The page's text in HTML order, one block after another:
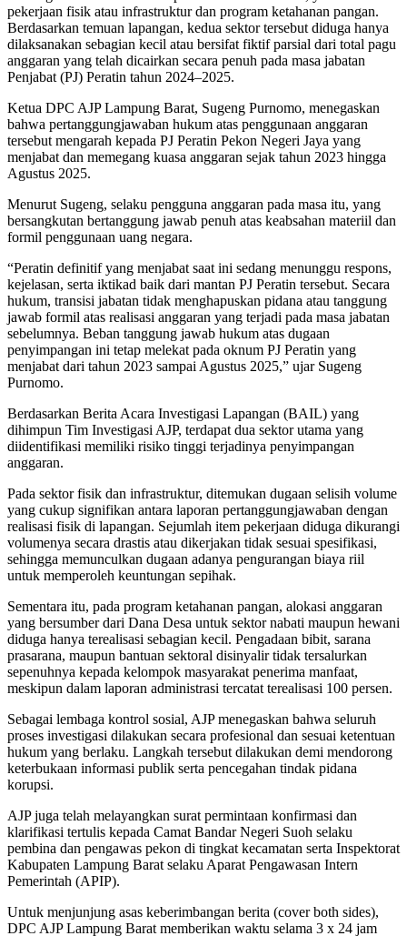
pekerjaan fisik atau infrastruktur dan program ketahanan pangan.
Berdasarkan temuan lapangan, kedua sektor tersebut diduga hanya
dilaksanakan sebagian kecil atau bersifat fiktif parsial dari total pagu
anggaran yang telah dicairkan secara penuh pada masa jabatan
Penjabat (PJ) Peratin tahun 2024–2025.
Ketua DPC AJP Lampung Barat, Sugeng Purnomo, menegaskan
bahwa pertanggungjawaban hukum atas penggunaan anggaran
tersebut mengarah kepada PJ Peratin Pekon Negeri Jaya yang
menjabat dan memegang kuasa anggaran sejak tahun 2023 hingga
Agustus 2025.
Menurut Sugeng, selaku pengguna anggaran pada masa itu, yang
bersangkutan bertanggung jawab penuh atas keabsahan materiil dan
formil penggunaan uang negara.
“Peratin definitif yang menjabat saat ini sedang menunggu respons,
kejelasan, serta iktikad baik dari mantan PJ Peratin tersebut. Secara
hukum, transisi jabatan tidak menghapuskan pidana atau tanggung
jawab formil atas realisasi anggaran yang terjadi pada masa jabatan
sebelumnya. Beban tanggung jawab hukum atas dugaan
penyimpangan ini tetap melekat pada oknum PJ Peratin yang
menjabat dari tahun 2023 sampai Agustus 2025,” ujar Sugeng
Purnomo.
Berdasarkan Berita Acara Investigasi Lapangan (BAIL) yang
dihimpun Tim Investigasi AJP, terdapat dua sektor utama yang
diidentifikasi memiliki risiko tinggi terjadinya penyimpangan
anggaran.
Pada sektor fisik dan infrastruktur, ditemukan dugaan selisih volume
yang cukup signifikan antara laporan pertanggungjawaban dengan
realisasi fisik di lapangan. Sejumlah item pekerjaan diduga dikurangi
volumenya secara drastis atau dikerjakan tidak sesuai spesifikasi,
sehingga memunculkan dugaan adanya pengurangan biaya riil
untuk memperoleh keuntungan sepihak.
Sementara itu, pada program ketahanan pangan, alokasi anggaran
yang bersumber dari Dana Desa untuk sektor nabati maupun hewani
diduga hanya terealisasi sebagian kecil. Pengadaan bibit, sarana
prasarana, maupun bantuan sektoral disinyalir tidak tersalurkan
sepenuhnya kepada kelompok masyarakat penerima manfaat,
meskipun dalam laporan administrasi tercatat terealisasi 100 persen.
Sebagai lembaga kontrol sosial, AJP menegaskan bahwa seluruh
proses investigasi dilakukan secara profesional dan sesuai ketentuan
hukum yang berlaku. Langkah tersebut dilakukan demi mendorong
keterbukaan informasi publik serta pencegahan tindak pidana
korupsi.
AJP juga telah melayangkan surat permintaan konfirmasi dan
klarifikasi tertulis kepada Camat Bandar Negeri Suoh selaku
pembina dan pengawas pekon di tingkat kecamatan serta Inspektorat
Kabupaten Lampung Barat selaku Aparat Pengawasan Intern
Pemerintah (APIP).
Untuk menjunjung asas keberimbangan berita (cover both sides),
DPC AJP Lampung Barat memberikan waktu selama 3 x 24 jam